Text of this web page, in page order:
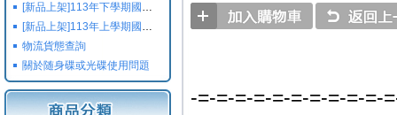
[新品上架]113年下學期國小國中高中命題光碟,校用卷,習作
[新品上架]113年上學期國小國中高中命題光碟,校用卷,習作
物流貨態查詢
關於随身碟或光碟使用問題
-=-=-=-=-=-=-=-=-=-=-